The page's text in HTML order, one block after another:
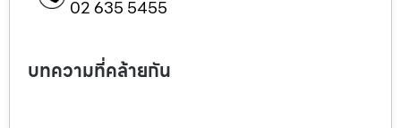
02 635 5455
บทความที่คล้ายกัน